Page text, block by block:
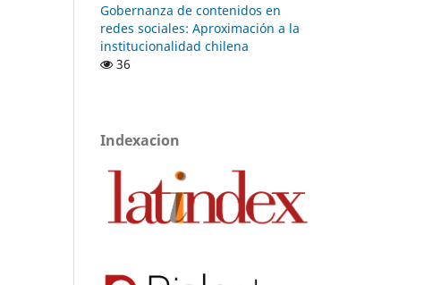
Gobernanza de contenidos en
redes sociales: Aproximación a la
institucionalidad chilena
36
Indexacion